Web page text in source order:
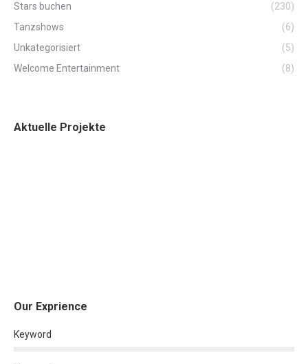
Stars buchen
(230)
Tanzshows
(6)
Unkategorisiert
(5)
Welcome Entertainment
(8)
Aktuelle Projekte
Our Exprience
Keyword